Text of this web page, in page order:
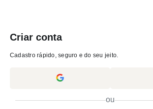
Criar conta
Cadastro rápido, seguro e do seu jeito.
ou